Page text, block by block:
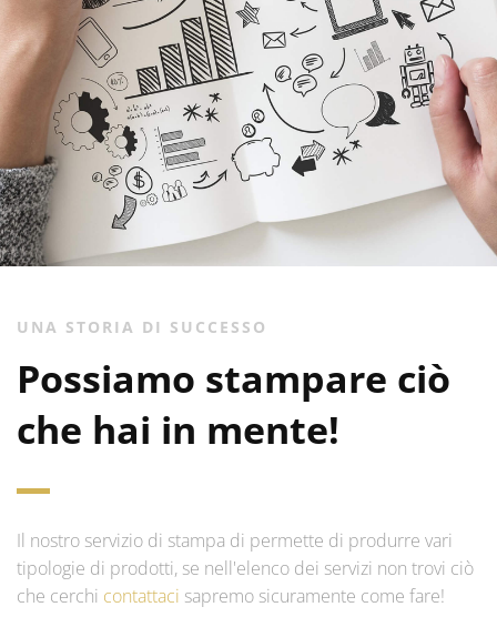
UNA STORIA DI SUCCESSO
Possiamo stampare ciò
che hai in mente!
Il nostro servizio di stampa di permette di produrre vari
tipologie di prodotti, se nell'elenco dei servizi non trovi ciò
che cerchi contattaci sapremo sicuramente come fare!